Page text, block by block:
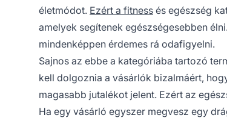
életmódot. Ezért a fitness és egészség
amelyek segítenek egészségesebben
mindenképpen érdemes rá odafigyelni.
Sajnos az ebbe a kategóriába tartozó
kell dolgoznia a vásárlók bizalmáért,
magasabb jutalékot jelent. Ezért az
Ha egy vásárló egyszer megvesz egy